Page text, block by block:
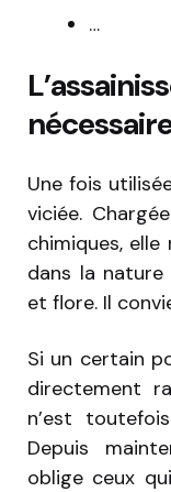
…
Une fois
viciée.
chimiques,
dans la
et flore. Il
Si un certain
directement
n’est
Depuis
oblige ceux